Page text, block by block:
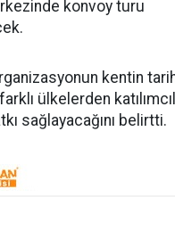
konvoy turu
kentin
ülkelerden
sağlayacağını belirtti.